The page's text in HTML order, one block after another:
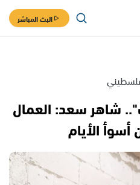
البث المباشر
شاهر سعد: العمال
الأيام